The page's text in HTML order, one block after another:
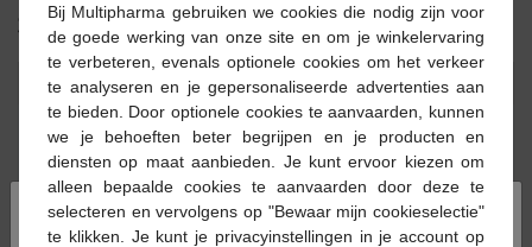
35,98 €
Commander Réserver
En stock en ligne
- Ajouter au panier ×
Bij Multipharma gebruiken we cookies die nodig zijn voor
de goede werking van onze site en om je winkelervaring
te verbeteren, evenals optionele cookies om het verkeer
te analyseren en je gepersonaliseerde advertenties aan
te bieden. Door optionele cookies te aanvaarden, kunnen
we je behoeften beter begrijpen en je producten en
diensten op maat aanbieden. Je kunt ervoor kiezen om
alleen bepaalde cookies te aanvaarden door deze te
selecteren en vervolgens op "Bewaar mijn cookieselectie"
te klikken. Je kunt je privacyinstellingen in je account op